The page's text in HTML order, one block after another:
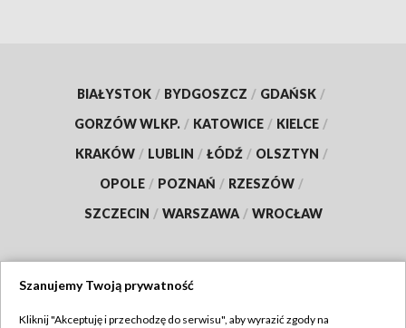
BIAŁYSTOK / BYDGOSZCZ / GDAŃSK /
GORZÓW WLKP. / KATOWICE / KIELCE /
KRAKÓW / LUBLIN / ŁÓDŹ / OLSZTYN /
OPOLE / POZNAŃ / RZESZÓW /
SZCZECIN / WARSZAWA / WROCŁAW
Szanujemy Twoją prywatność
Kliknij "Akceptuję i przechodzę do serwisu", aby wyrazić zgody na